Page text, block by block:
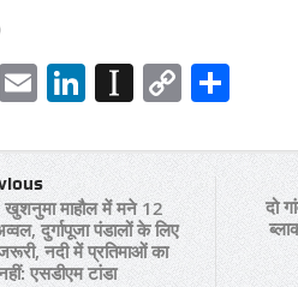
EmailLinkedIn
Copy
Link
खुशनुमा माहौल में मने 12
दुर्गापूजा पंडालों के लिए
नदी में प्रतिमाओं का
एसडीएम टांडा
दो